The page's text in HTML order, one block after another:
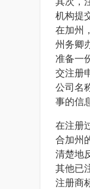
机构提
在加州
州务卿
准备一
交注册
公司名
事的信
在注册
合加州
清楚地
其他已
注册商